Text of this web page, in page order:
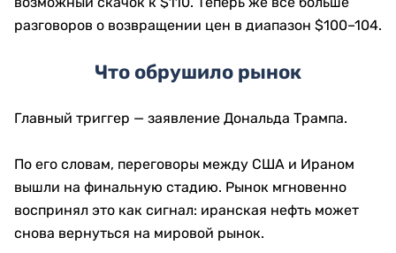
разговоров о возвращении цен в диапазон $100–104.
Что обрушило рынок
Главный триггер — заявление Дональда Трампа.
По его словам, переговоры между США и Ираном
вышли на финальную стадию. Рынок мгновенно
воспринял это как сигнал: иранская нефть может
снова вернуться на мировой рынок.